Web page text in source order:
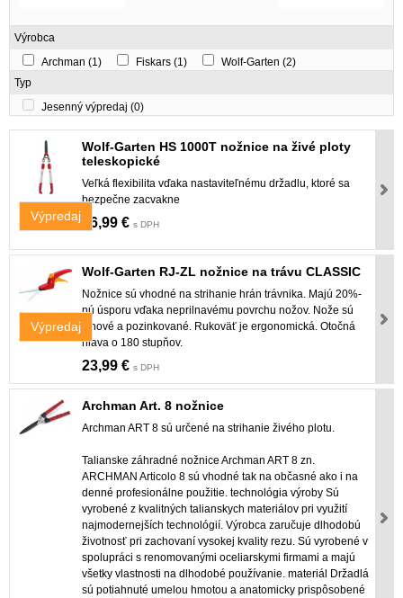
Výrobca
Archman (1) Fiskars (1) Wolf-Garten (2)
Typ
Jesenný výpredaj (0)
Výpredaj
Wolf-Garten HS 1000T nožnice na živé ploty
teleskopické
Veľká flexibilita vďaka nastaviteľnému držadlu, ktoré sa
bezpečne zacvakne
66,99 € s DPH
Výpredaj
Wolf-Garten RJ-ZL nožnice na trávu CLASSIC
Nožnice sú vhodné na strihanie hrán trávnika. Majú 20%-
nú úsporu vďaka neprilnavému povrchu nožov. Nože sú
vlnové a pozinkované. Rukoväť je ergonomická. Otočná
hlava o 180 stupňov.
23,99 € s DPH
Archman Art. 8 nožnice
Archman ART 8 sú určené na strihanie živého plotu.
Talianske záhradné nožnice Archman ART 8 zn.
ARCHMAN Articolo 8 sú vhodné tak na občasné ako i na
denné profesionálne použitie. technológia výroby Sú
vyrobené z kvalitných talianskych materiálov pri využití
najmodernejších technológií. Výrobca zaručuje dlhodobú
životnosť pri zachovaní vysokej kvality rezu. Sú vyrobené v
spolupráci s renomovanými oceliarskymi firmami a majú
všetky vlastnosti na dlhodobé používanie. materiál Držadlá
sú potiahnuté umelou hmotou a anatomicky prispôsobené